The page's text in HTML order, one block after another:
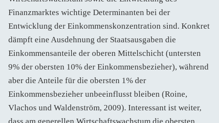
Finanzmarktes wichtige Determinanten bei der
Entwicklung der Einkommenskonzentration sind. Konkret
dämpft eine Ausdehnung der Staatsausgaben die
Einkommensanteile der oberen Mittelschicht (untersten
9% der obersten 10% der Einkommensbezieher), während
aber die Anteile für die obersten 1% der
Einkommensbezieher unbeeinflusst bleiben (Roine,
Vlachos und Waldenström, 2009). Interessant ist weiter,